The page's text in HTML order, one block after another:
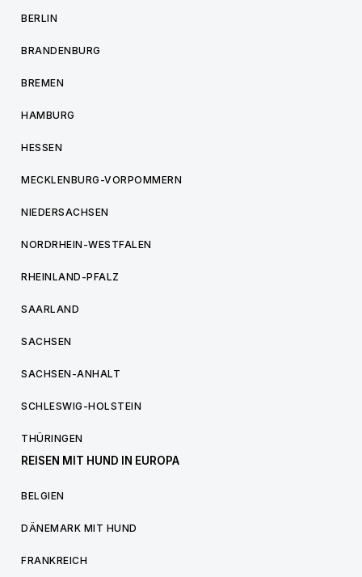
BERLIN
BRANDENBURG
BREMEN
HAMBURG
HESSEN
MECKLENBURG-VORPOMMERN
NIEDERSACHSEN
NORDRHEIN-WESTFALEN
RHEINLAND-PFALZ
SAARLAND
SACHSEN
SACHSEN-ANHALT
SCHLESWIG-HOLSTEIN
THÜRINGEN
REISEN MIT HUND IN EUROPA
BELGIEN
DÄNEMARK MIT HUND
FRANKREICH